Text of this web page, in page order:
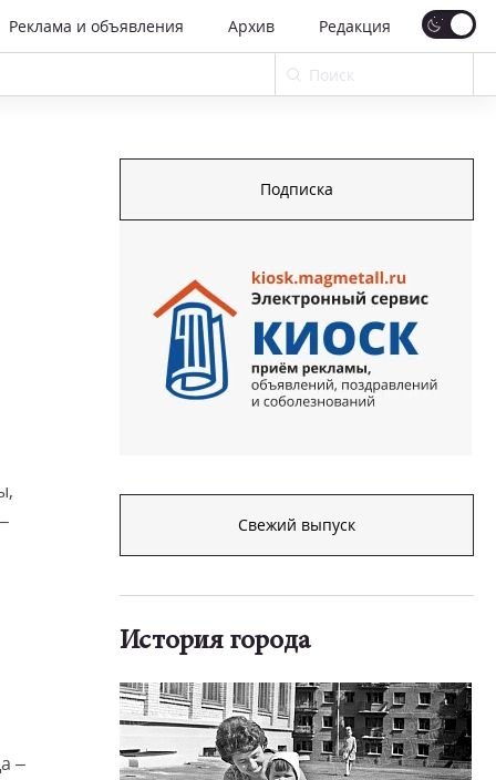
Реклама и объявления Архив Редакция
–
Подписка
Свежий выпуск
История города